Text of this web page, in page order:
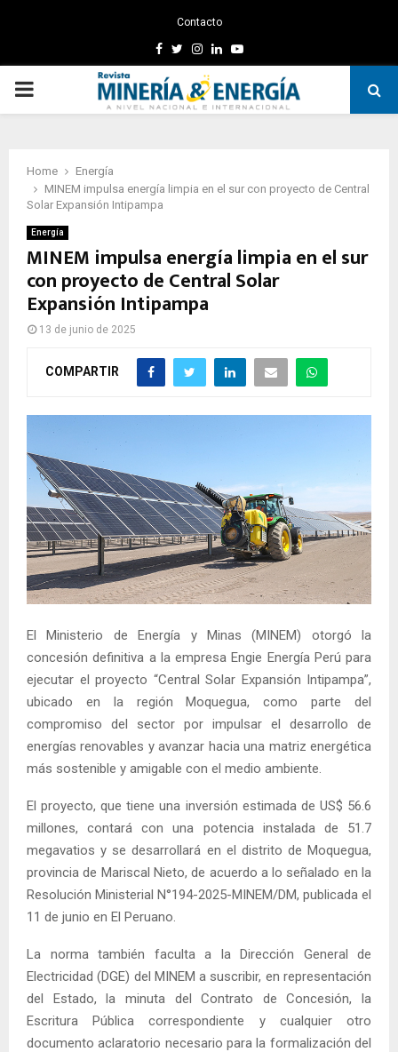
Contacto
Facebook
TwitterInstagram
LinkedinYoutube
PRIMARY
Home
Energía
MINEM impulsa energía limpia en el sur con proyecto de Central
Solar Expansión Intipampa
Energía
MINEM impulsa energía limpia en el sur
con proyecto de Central Solar
Expansión Intipampa
13 de junio de 2025
COMPARTIR
El Ministerio de Energía y Minas (MINEM) otorgó la
concesión definitiva a la empresa Engie Energía Perú para
ejecutar el proyecto “Central Solar Expansión Intipampa”,
ubicado en la región Moquegua, como parte del
compromiso del sector por impulsar el desarrollo de
energías renovables y avanzar hacia una matriz energética
más sostenible y amigable con el medio ambiente.
El proyecto, que tiene una inversión estimada de US$ 56.6
millones, contará con una potencia instalada de 51.7
megavatios y se desarrollará en el distrito de Moquegua,
provincia de Mariscal Nieto, de acuerdo a lo señalado en la
Resolución Ministerial N°194-2025-MINEM/DM, publicada el
11 de junio en El Peruano.
La norma también faculta a la Dirección General de
Electricidad (DGE) del MINEM a suscribir, en representación
del Estado, la minuta del Contrato de Concesión, la
Escritura Pública correspondiente y cualquier otro
documento aclaratorio necesario para la formalización del